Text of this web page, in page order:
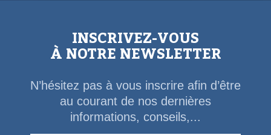
INSCRIVEZ-VOUS
À NOTRE NEWSLETTER
N’hésitez pas à vous inscrire afin d’être
au courant de nos dernières
informations, conseils,...